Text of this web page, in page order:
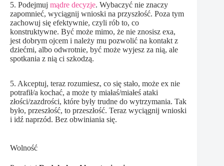
5. Podejmuj mądre decyzje. Wybaczyć nie znaczy
zapomnieć, wyciągnij wnioski na przyszłość. Poza tym
zachowuj się efektywnie, czyli rób to, co
konstruktywne. Być może mimo, że nie znosisz exa,
jest dobrym ojcem i należy mu pozwolić na kontakt z
dziećmi, albo odwrotnie, być może wyjesz za nią, ale
spotkania z nią ci szkodzą.
5. Akceptuj, teraz rozumiesz, co się stało, może ex nie
potrafił/a kochać, a może ty miałaś/miałeś ataki
złości/zazdrości, które były trudne do wytrzymania. Tak
było, przeszłość, to przeszłość. Teraz wyciągnij wnioski
i idź naprzód. Bez obwiniania się.
Wolność